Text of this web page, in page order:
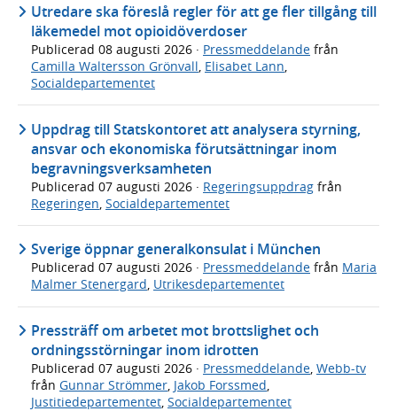
Utredare ska föreslå regler för att ge fler tillgång till
läkemedel mot opioidöverdoser
Publicerad 08 augusti 2026 · Pressmeddelande från
Camilla Waltersson Grönvall, Elisabet Lann,
Socialdepartementet
Uppdrag till Statskontoret att analysera styrning,
ansvar och ekonomiska förutsättningar inom
begravningsverksamheten
Publicerad 07 augusti 2026 · Regeringsuppdrag från
Regeringen Socialdepartementet
Sverige öppnar generalkonsulat i München
Publicerad 07 augusti 2026 · Pressmeddelande från Maria
Malmer Stenergard, Utrikesdepartementet
Pressträff om arbetet mot brottslighet och
ordningsstörningar inom idrotten
Publicerad 07 augusti 2026 · Pressmeddelande, Webb-tv
från Gunnar Strömmer, Jakob Forssmed,
Justitiedepartementet, Socialdepartementet